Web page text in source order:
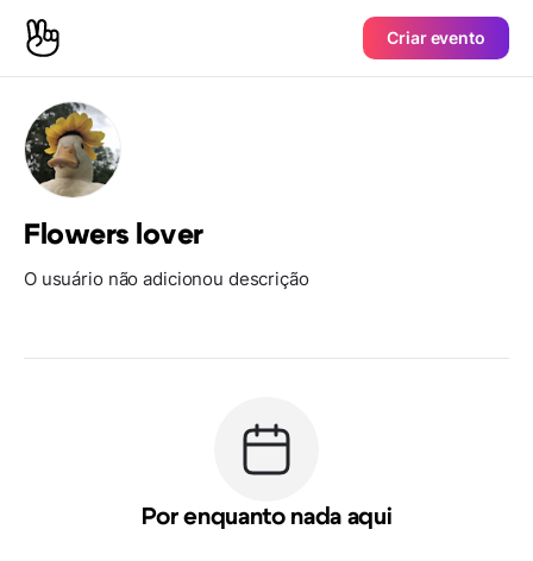
Criar evento
Flowers lover
O usuário não adicionou descrição
Por enquanto nada aqui